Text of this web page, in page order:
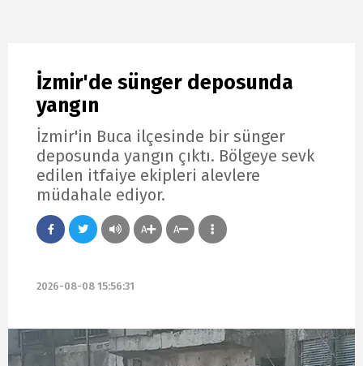
İzmir'de sünger deposunda
yangın
İzmir'in Buca ilçesinde bir sünger
deposunda yangın çıktı. Bölgeye sevk
edilen itfaiye ekipleri alevlere
müdahale ediyor.
A A
2026-08-08 15:56:31